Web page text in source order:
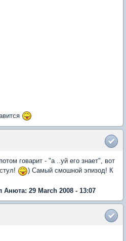
говарит - "а ..уй его знает", вот
) Самый смошной эпизод! К
29 March 2008 - 13:07